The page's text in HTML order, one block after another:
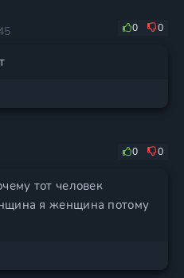
0 0
0 0
тот человек
я женщина потому